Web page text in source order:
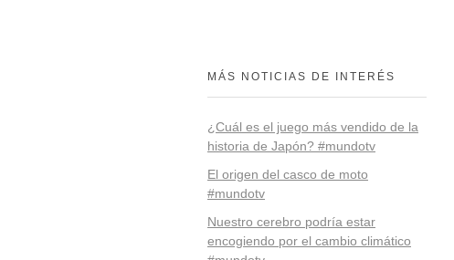
MÁS NOTICIAS DE INTERÉS
¿Cuál es el juego más vendido de la
historia de Japón? #mundotv
El origen del casco de moto
#mundotv
Nuestro cerebro podría estar
encogiendo por el cambio climático